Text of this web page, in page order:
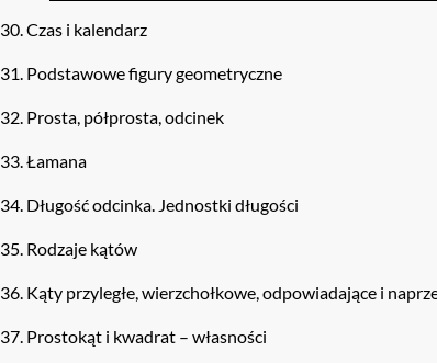
30. Czas i kalendarz
31. Podstawowe figury geometryczne
32. Prosta, półprosta, odcinek
33. Łamana
34. Długość odcinka. Jednostki długości
35. Rodzaje kątów
36. Kąty przyległe, wierzchołkowe, odpowiadające i
37. Prostokąt i kwadrat – własności